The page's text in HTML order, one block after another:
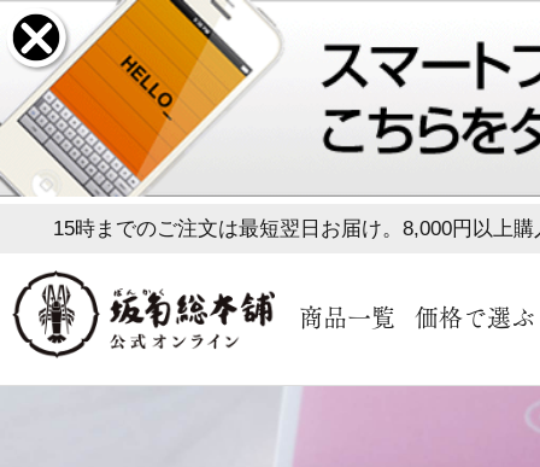
15時までのご注文は最短翌日お届け。8,000円以上
商品一覧 価格で選ぶ